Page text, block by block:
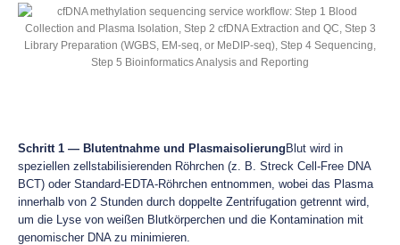
Schritt 1 — Blutentnahme und Plasmaisolierung Blut wird in
speziellen zellstabilisierenden Röhrchen (z. B. Streck Cell-Free DNA
BCT) oder Standard-EDTA-Röhrchen entnommen, wobei das Plasma
innerhalb von 2 Stunden durch doppelte Zentrifugation getrennt wird,
um die Lyse von weißen Blutkörperchen und die Kontamination mit
genomischer DNA zu minimieren.